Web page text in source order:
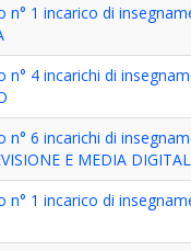
n° 1 incarico di
n° 4 incarichi di
n° 6 incarichi di
E MEDIA
n° 1 incarico di